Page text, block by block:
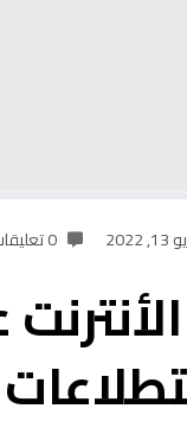
0 تعليقات